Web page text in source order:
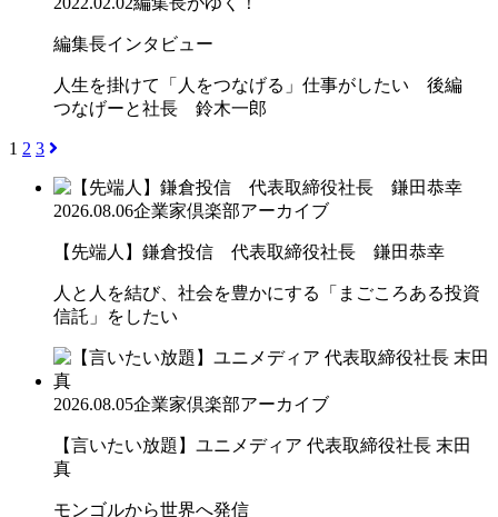
編集長インタビュー
人生を掛けて「人をつなげる」仕事がしたい 後編
つなげーと社長 鈴木一郎
1 2 3
2026.08.06企業家倶楽部アーカイブ
【先端人】鎌倉投信 代表取締役社長 鎌田恭幸
人と人を結び、社会を豊かにする「まごころある投資
信託」をしたい
2026.08.05企業家倶楽部アーカイブ
【言いたい放題】ユニメディア 代表取締役社長 末田
真
モンゴルから世界へ発信